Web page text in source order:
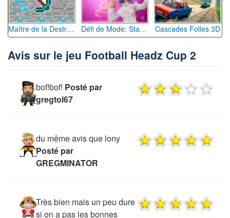
Maître de la Destruction: Fusion de Pioches Défi de Mode: Star du Podium Cascades Folles 3D
Avis sur le jeu Football Headz Cup 2
bof!bof! Posté par
gregtol67
du même avis que lony
Posté par
GREGMINATOR
Très bien mais un peu dure
si on a pas les bonnes